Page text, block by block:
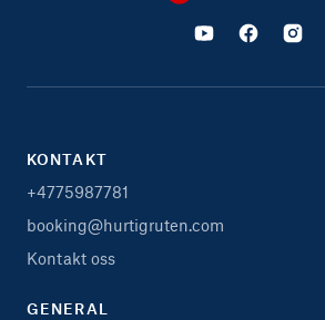
KONTAKT
+4775987781
booking@hurtigruten.com
Kontakt oss
GENERAL